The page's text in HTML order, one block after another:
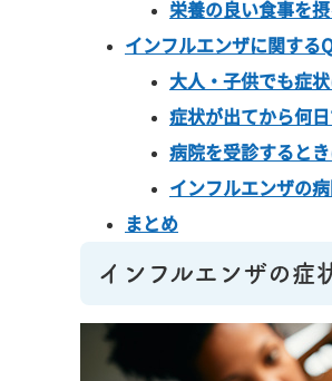
栄養の良い食事を
インフルエンザに関する
大人・子供でも症
症状が出てから何
病院を受診すると
インフルエンザの
まとめ
インフルエンザの症